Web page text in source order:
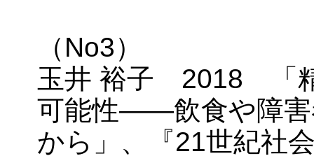
（No3）
玉井 裕子 2018 「
可能性――飲食や障害
から」、『21世紀社